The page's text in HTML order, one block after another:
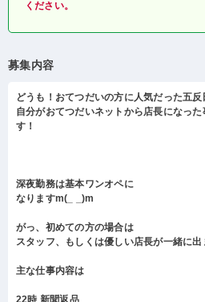
ください。
募集内容
どうも！おてつだいの方に人気だった五反
自分がおてつだいネットから店長になっ
す！
深夜勤務は基本ワンオペに
なりますm(_ _)m
がっ、初めての方の場合は
スタッフ、もしくは優しい店長が一緒に
主な仕事内容は
22時 新聞返品